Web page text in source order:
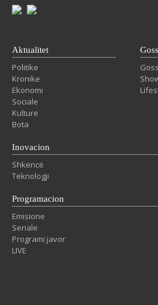
Aktualitet
Politike
Kronike
Ekonomi
Sociale
Kulture
Bota
Inovacion
Shkencë
Teknologji
Programacion
Emisione
Seriale
Programi javor
LIVE